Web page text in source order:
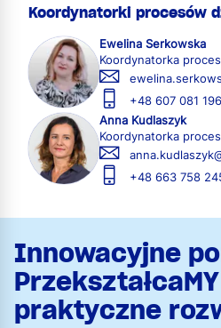
Koordynatorki procesów
Ewelina Serkowska
Koordynatorka
+48 607 081 196
Anna Kudlaszyk
Koordynatorka
+48 663 758
Innowacyjne
praktyczne